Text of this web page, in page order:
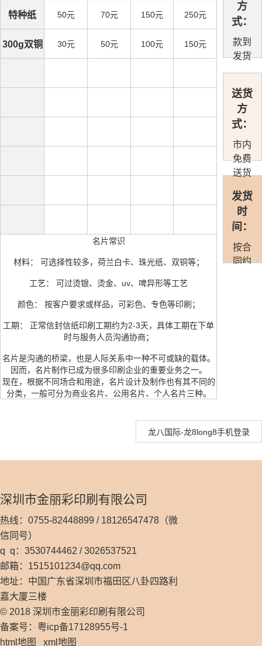
特种纸 50元 70元 150元 250元
300g双铜 30元 50元 100元 150元
名片常识
材料： 可选择性较多，荷兰白卡、珠光纸、双铜等；
工艺： 可过烫银、烫金、uv、啤异形等工艺
颜色： 按客户要求或样品，可彩色、专色等印刷；
工期： 正常信封信纸印刷工期约为2-3天，具体工期在下单
时与服务人员沟通协商；
名片是沟通的桥梁，也是人际关系中一种不可或缺的载体。
因而，名片制作已成为很多印刷企业的重要业务之一。
现在，根据不同场合和用途，名片设计及制作也有其不同的
分类，一般可分为商业名片、公用名片、个人名片三种。
方
式：
款到
发货
送货
方
式：
市内
免费
送货
发货
时
间：
按合
同约
龙八国际-龙8long8手机登录
深圳市金丽彩印刷有限公司
热线：0755-82448899 / 18126547478（微
信同号）
q q：3530744462 / 3026537521
邮箱： 1515101234@qq.com
地址：中国广东省深圳市福田区八卦四路利
嘉大厦三楼
© 2018 深圳市金丽彩印刷有限公司
备案号：粤icp备17128955号-1
html地图
xml地图